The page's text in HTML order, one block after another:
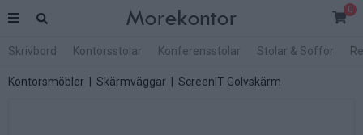
0
Skrivbord Kontorsstolar Konferensstolar Stolar & Soffor
Kontorsmöbler Skärmväggar ScreenIT Golvskärm